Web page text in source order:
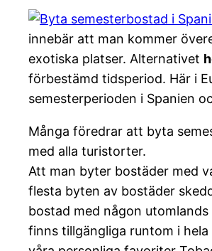
innebär att man kommer
exotiska platser. Alternativet
förbestämd tidsperiod. Här i
semesterperioden i Spanien
Många föredrar att byta
med alla turistorter.
Att man byter bostäder med
flesta byten av bostäder
bostad med någon
finns tillgängliga runtom i